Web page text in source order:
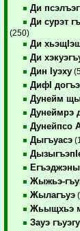
Ди
Ди сурэт
(250)
Ди
Ди
Дин Iуэху
ДифI
Дунейм
Дунеймрэ
Дунейпсо
Дыгъуасэ
Жыжьэ-
Жылагъуэ
Жьыщхьэ
Зауэ